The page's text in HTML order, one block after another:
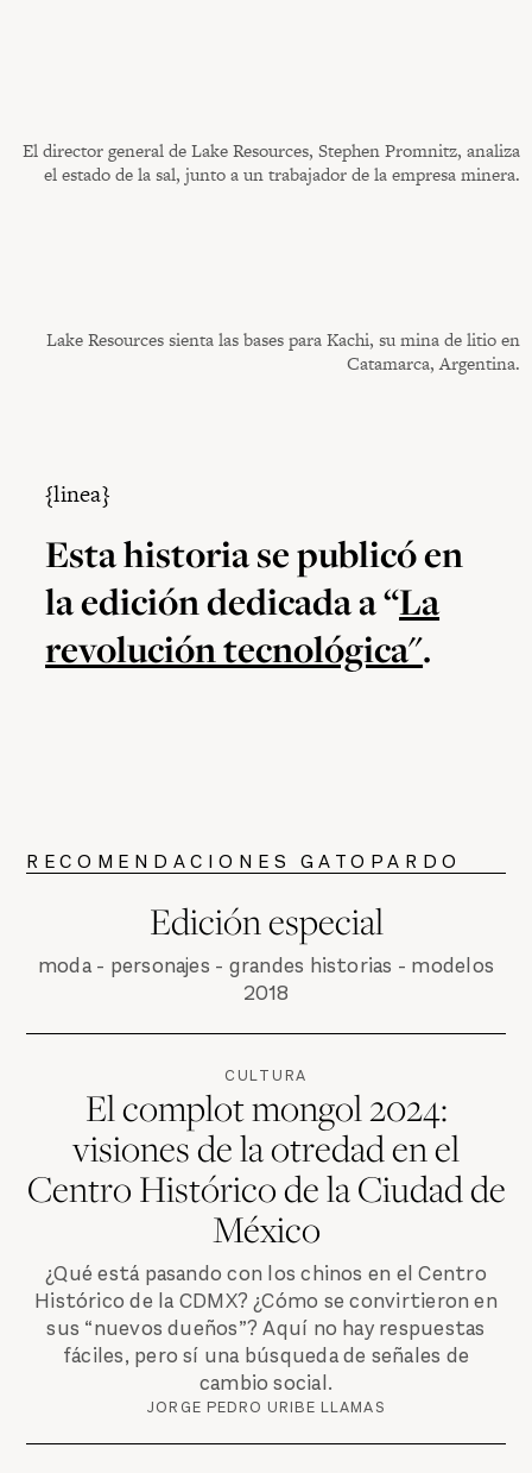
El director general de Lake Resources, Stephen Promnitz, analiza
el estado de la sal, junto a un trabajador de la empresa minera.
Lake Resources sienta las bases para Kachi, su mina de litio en
Catamarca, Argentina.
{linea}
Esta historia se publicó en
la edición dedicada a “La
revolución tecnológica".
RECOMENDACIONES GATOPARDO
Edición especial
moda - personajes - grandes historias - modelos
2018
CULTURA
El complot mongol 2024:
visiones de la otredad en el
Centro Histórico de la Ciudad de
México
¿Qué está pasando con los chinos en el Centro
Histórico de la CDMX? ¿Cómo se convirtieron en
sus “nuevos dueños”? Aquí no hay respuestas
fáciles, pero sí una búsqueda de señales de
cambio social.
JORGE PEDRO URIBE LLAMAS